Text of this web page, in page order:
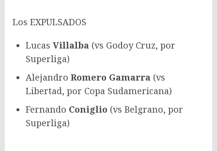
Los EXPULSADOS
Lucas Villalba (vs Godoy Cruz, por
Superliga)
Alejandro Romero Gamarra (vs
Libertad, por Copa Sudamericana)
Fernando Coniglio (vs Belgrano, por
Superliga)